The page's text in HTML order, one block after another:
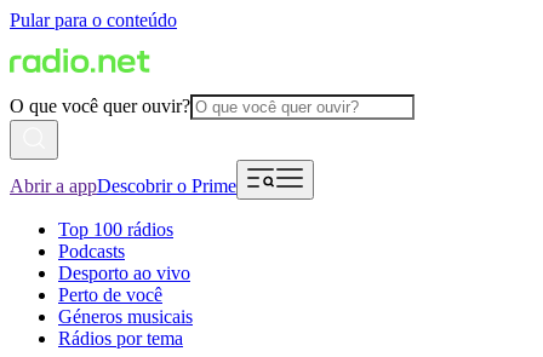
Pular para o conteúdo
O que você quer ouvir?
Abrir a appDescobrir o Prime
Top 100 rádios
Podcasts
Desporto ao vivo
Perto de você
Géneros musicais
Rádios por tema